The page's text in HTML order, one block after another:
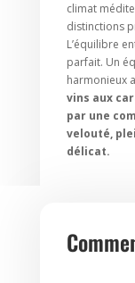
climat
distinctions
L’équilibre
parfait. Un
harmonieux
vins aux
par une
velouté,
délicat.